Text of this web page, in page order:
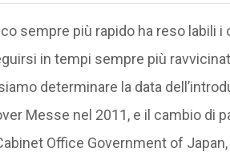
sempre più rapido ha reso labili
in tempi sempre più
determinare la data
Messe nel 2011, e il cambio di
Office Government of